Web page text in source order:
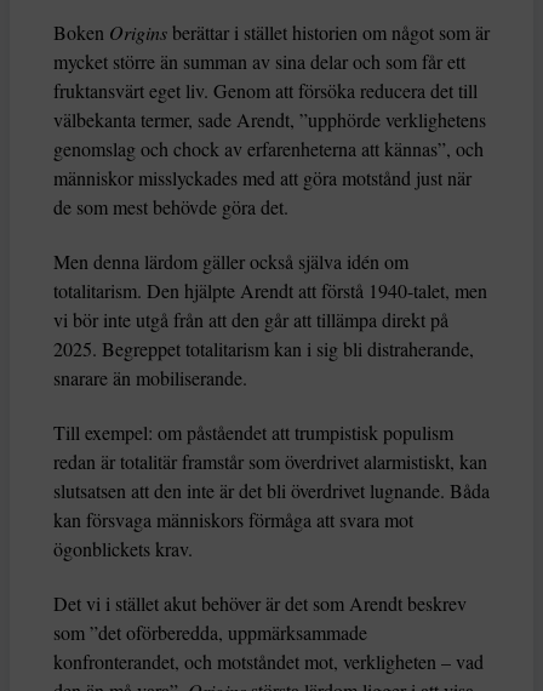
Boken Originsberättar i stället historien om något som är
mycket större än summan av sina delar och som får ett
fruktansvärt eget liv. Genom att försöka reducera det till
välbekanta termer, sade Arendt, ”upphörde verklighetens
genomslag och chock av erfarenheterna att kännas”, och
människor misslyckades med att göra motstånd just när
de som mest behövde göra det.
Men denna lärdom gäller också själva idén om
totalitarism. Den hjälpte Arendt att förstå 1940-talet, men
vi bör inte utgå från att den går att tillämpa direkt på
2025. Begreppet totalitarism kan i sig bli distraherande,
snarare än mobiliserande.
Till exempel: om påståendet att trumpistisk populism
redan är totalitär framstår som överdrivet alarmistiskt, kan
slutsatsen att den inte är det bli överdrivet lugnande. Båda
kan försvaga människors förmåga att svara mot
ögonblickets krav.
Det vi i stället akut behöver är det som Arendt beskrev
som ”det oförberedda, uppmärksammade
konfronterandet, och motståndet mot, verkligheten – vad